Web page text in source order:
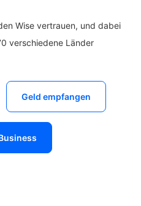
Wise vertrauen, und dabei
verschiedene Länder
Geld empfangen